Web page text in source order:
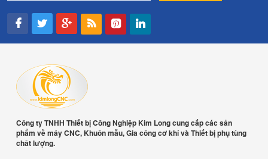
Công ty TNHH Thiết bị Công Nghiệp Kim Long cung cấp các sản
phẩm về máy CNC, Khuôn mẫu, Gia công cơ khí và Thiết bị phụ tùng
chât lượng.